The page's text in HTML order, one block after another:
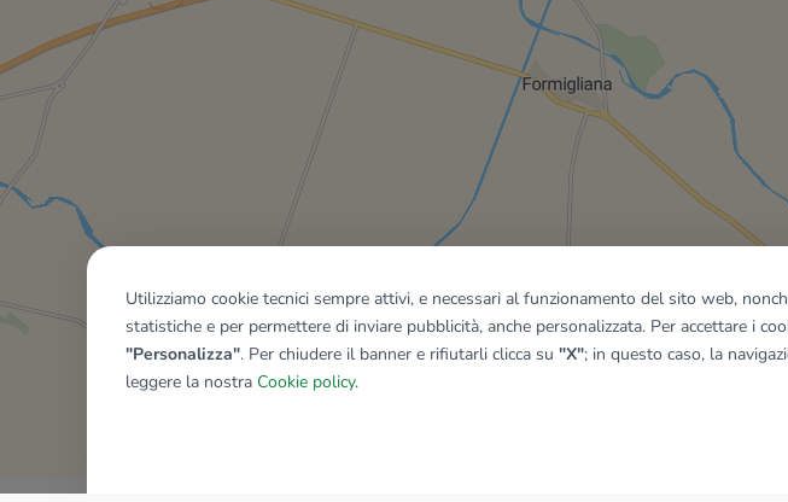
Mostra tutti gli immobili del riquadro
Utilizziamo cookie tecnici sempre attivi, e necessari al funzionamento del sito web,
statistiche e per permettere di inviare pubblicità, anche personalizzata. Per accettare i
"Personalizza". Per chiudere il banner e rifiutarli clicca su "X"; in questo caso, la
leggere la nostra Cookie policy.